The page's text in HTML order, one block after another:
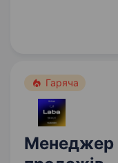
Гаряча
Менеджер